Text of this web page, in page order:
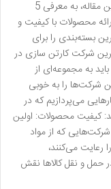
تولیدکنندگان ممکن است چالش‌برانگیز باشد. در این مقاله، به معرفی 5
محصولات با کیفیت و
بسته‌بندی را برای
شرکت کارتن سازی در
به مجموعه‌ای از
شرکت‌ها را به خوبی
می‌پردازیم که در
کیفیت محصولات: اولین
که از مواد
رعایت می‌کنند،
حمل و نقل کالاها نقش